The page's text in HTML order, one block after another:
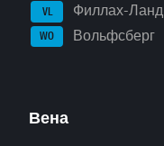
VL Филлах-Ланд
WO Вольфсберг
Вена